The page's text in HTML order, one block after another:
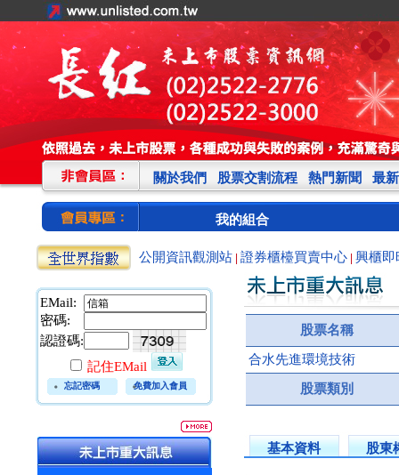
關於我們 股票交割流程 熱門新聞 最
我的組合
公開資訊觀測站 證券櫃檯買賣中心 興櫃即
EMail:
密碼:
認證碼:
記住EMail
忘記密碼 免費加入會員
股票名稱
合水先進環境技術
股票類別
基本資料 股東